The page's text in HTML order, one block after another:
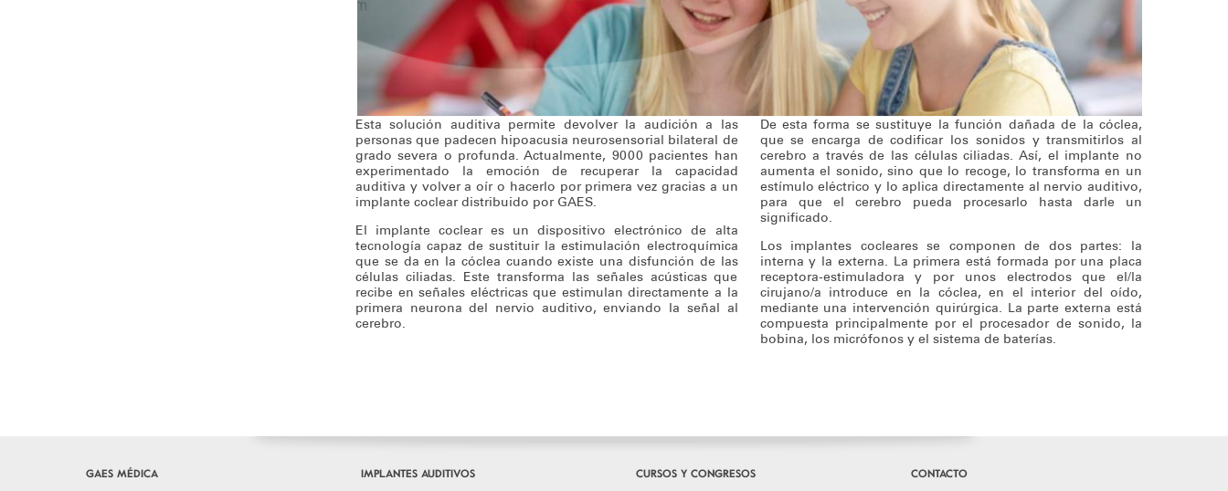
Esta solución auditiva permite devolver la audición a las
personas que padecen hipoacusia neurosensorial bilateral de
grado severa o profunda. Actualmente, 9000 pacientes han
experimentado la emoción de recuperar la capacidad
auditiva y volver a oír o hacerlo por primera vez gracias a un
implante coclear distribuido por GAES.
El implante coclear es un dispositivo electrónico de alta
tecnología capaz de sustituir la estimulación electroquímica
que se da en la cóclea cuando existe una disfunción de las
células ciliadas. Este transforma las señales acústicas que
recibe en señales eléctricas que estimulan directamente a la
primera neurona del nervio auditivo, enviando la señal al
cerebro.
De esta forma se sustituye la función dañada de la cóclea,
que se encarga de codificar los sonidos y transmitirlos al
cerebro a través de las células ciliadas. Así, el implante no
aumenta el sonido, sino que lo recoge, lo transforma en un
estímulo eléctrico y lo aplica directamente al nervio auditivo,
para que el cerebro pueda procesarlo hasta darle un
significado.
Los implantes cocleares se componen de dos partes: la
interna y la externa. La primera está formada por una placa
receptora-estimuladora y por unos electrodos que el/la
cirujano/a introduce en la cóclea, en el interior del oído,
mediante una intervención quirúrgica. La parte externa está
compuesta principalmente por el procesador de sonido, la
bobina, los micrófonos y el sistema de baterías.
GAES MÉDICA IMPLANTES AUDITIVOS CURSOS Y CONGRESOS CONTACTO